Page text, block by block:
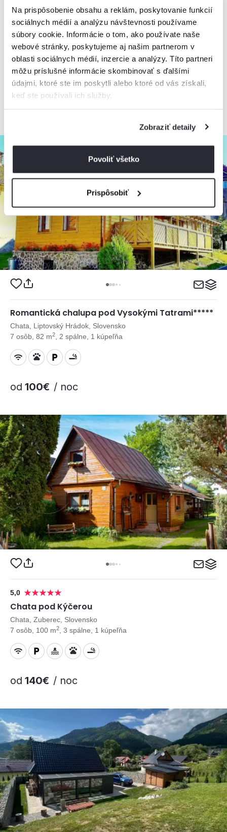
Na prispôsobenie obsahu a reklám, poskytovanie funkcií
sociálnych médií a analýzu návštevnosti používame
súbory cookie. Informácie o tom, ako používate naše
webové stránky, poskytujeme aj našim partnerom v
oblasti sociálnych médií, inzercie a analýzy. Títo partneri
môžu príslušné informácie skombinovať s ďalšími
údajmi, ktoré ste im poskytli alebo ktoré od vás získali,
keď ste používali ich služby.
Zobraziť detaily
Povoliť všetko
Prispôsobiť
5,0
Chalúpka VEĎveďŠAKšak
Chalupa, Nižná Boca, Slovensko
6 osôb, 60 m2, 2 spálne, 1 kúpeľňa
100€
Romantická chalupa pod Vysokými Tatrami*****
Chata, Liptovský Hrádok, Slovensko
7 osôb, 82 m2 , 2 spálne, 1 kúpeľňa
od 100€ / noc
5,0
Chata pod Kýčerou
Chata, Zuberec, Slovensko
7 osôb, 100 m2 , 3 spálne, 1 kúpeľňa
od 140€ / noc